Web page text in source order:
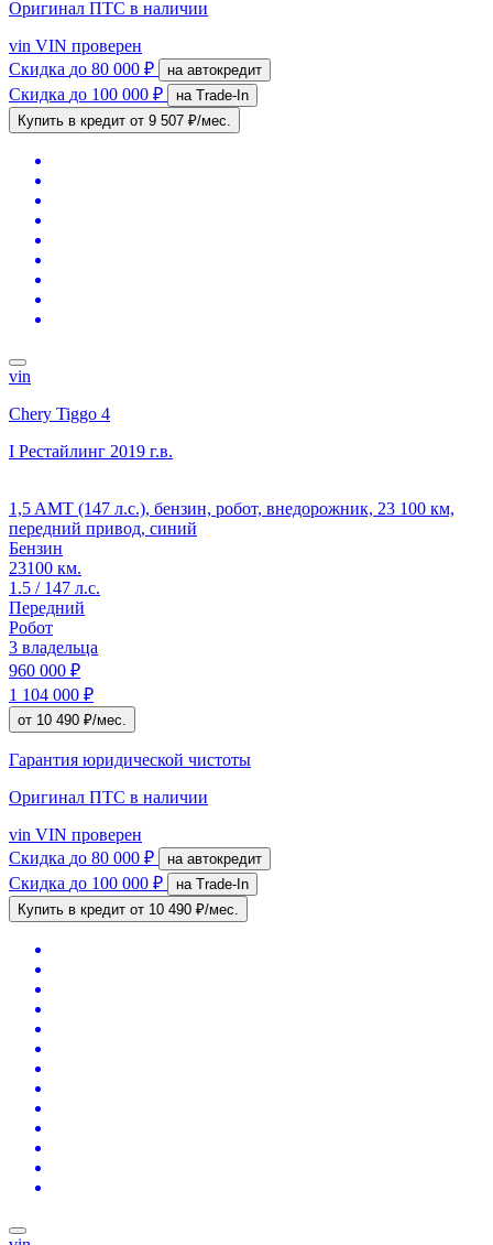
Оригинал ПТС в наличии
vin VIN проверен
Скидка до 80 000 ₽ на автокредит
Скидка до 100 000 ₽
на Trade-In
Купить в кредит от 9 507 ₽/мес.
vin
Chery Tiggo 4
I Рестайлинг 2019 г.в.
1,5 AMT (147 л.с.), бензин, робот, внедорожник, 23 100 км,
передний привод, синий
Бензин
23100 км.
1.5 / 147 л.с.
Передний
Робот
3 владельца
960 000 ₽
1 104 000 ₽
от 10 490 ₽/мес.
Гарантия юридической чистоты
Оригинал ПТС в наличии
vin VIN проверен
Скидка до 80 000 ₽ на автокредит
Скидка до 100 000 ₽
на Trade-In
Купить в кредит от 10 490 ₽/мес.